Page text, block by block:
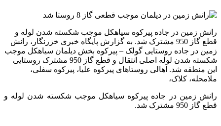
رانش زمین در جاده پیرکوه سیاهکل موجب شکسته شدن لوله و
قطع گاز 950 مشترک شد. به گزارش پایگاه خبری خزرنگار، رانش
زمین در جاده روستایی گولک – پیرکوه بخش دیلمان سیاهکل موجب
شکسته شدن لوله اصلی انتقال و قطع گاز 950 مشترک روستایی
این منطقه شد. اهالی روستاهای پیرکوه علیا، پیرکوه سفلی،
ملامحله، کلاک،
رانش زمین در جاده پیرکوه سیاهکل موجب شکسته شدن لوله و
قطع گاز 950 مشترک شد.